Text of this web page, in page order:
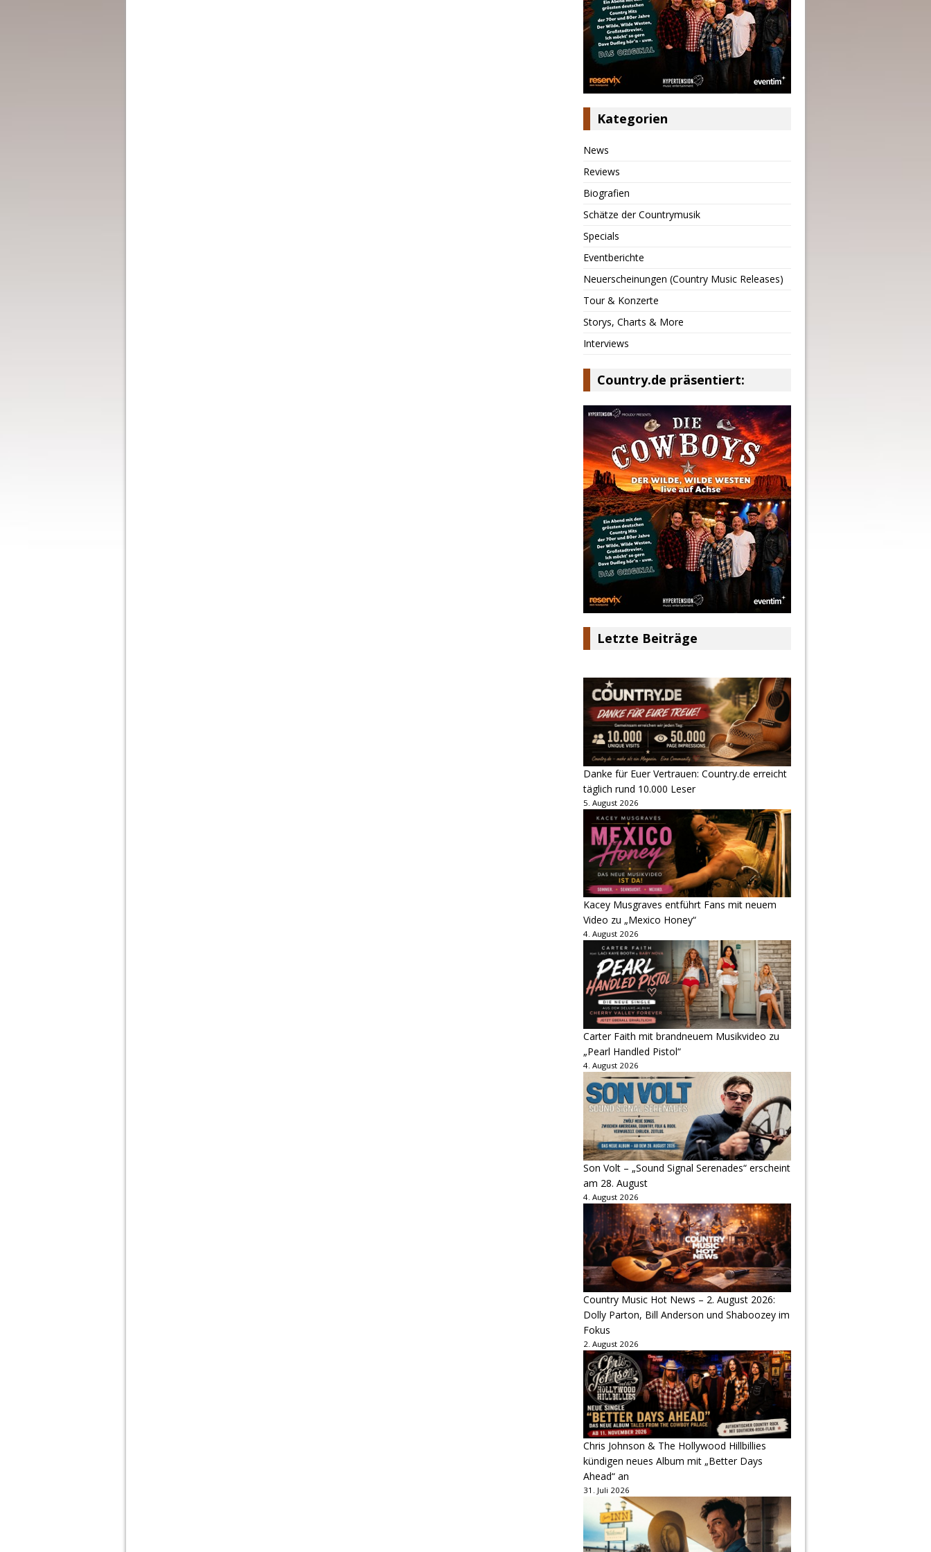
Kategorien
News
Reviews
Biografien
Schätze der Countrymusik
Specials
Eventberichte
Neuerscheinungen (Country Music Releases)
Tour & Konzerte
Storys, Charts & More
Interviews
Country.de präsentiert:
Letzte Beiträge
Danke für Euer Vertrauen: Country.de erreicht
täglich rund 10.000 Leser
5. August 2026
Kacey Musgraves entführt Fans mit neuem
Video zu „Mexico Honey“
4. August 2026
Carter Faith mit brandneuem Musikvideo zu
„Pearl Handled Pistol“
4. August 2026
Son Volt – „Sound Signal Serenades“ erscheint
am 28. August
4. August 2026
Country Music Hot News – 2. August 2026:
Dolly Parton, Bill Anderson und Shaboozey im
Fokus
2. August 2026
Chris Johnson & The Hollywood Hillbillies
kündigen neues Album mit „Better Days
Ahead“ an
31. Juli 2026